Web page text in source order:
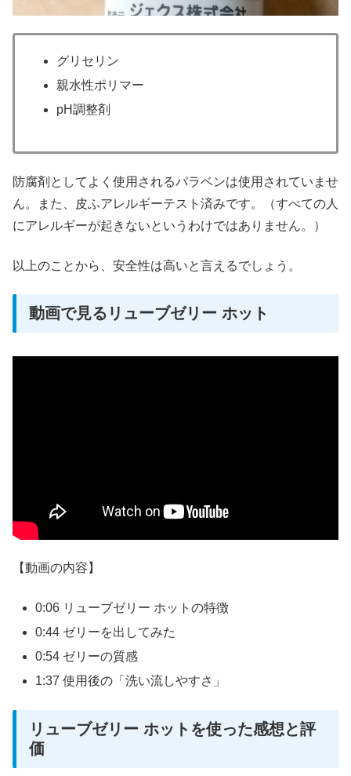
グリセリン
親水性ポリマー
pH調整剤
防腐剤としてよく使用されるパラベンは使用されていませ
ん。また、皮ふアレルギーテスト済みです。（すべての人
にアレルギーが起きないというわけではありません。）
以上のことから、安全性は高いと言えるでしょう。
動画で見るリューブゼリー ホット
【動画の内容】
0:06 リューブゼリー ホットの特徴
0:44 ゼリーを出してみた
0:54 ゼリーの質感
1:37 使用後の「洗い流しやすさ」
リューブゼリー ホットを使った感想と評
価